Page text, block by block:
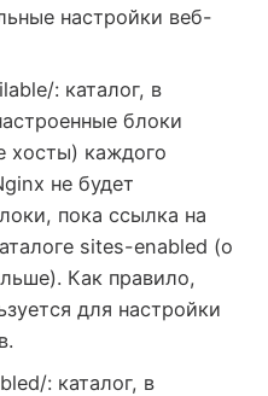
настройки веб-
: каталог, в
блоки
хосты) каждого
не будет
пока ссылка на
sites-enabled (о
Как правило,
для настройки
: каталог, в